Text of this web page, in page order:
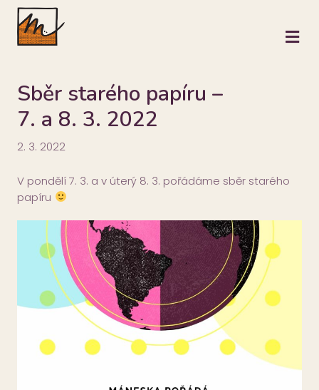
Sběr starého papíru –
7. a 8. 3. 2022
2. 3. 2022
V pondělí 7. 3. a v úterý 8. 3. pořádáme sběr starého
papíru